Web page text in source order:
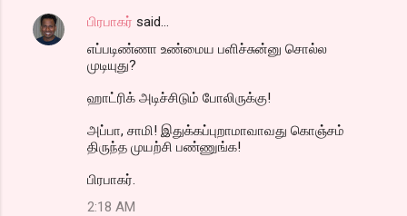
பிரபாகர் said…
எப்படிண்ணா உண்மைய பளிச்சுன்னு சொல்ல
முடியுது?
ஹாட்ரிக் அடிச்சிடும் போலிருக்கு!
அப்பா, சாமி! இதுக்கப்புறாமாவாவது கொஞ்சம்
திருந்த முயற்சி பண்ணுங்க!
பிரபாகர்.
2:18 AM